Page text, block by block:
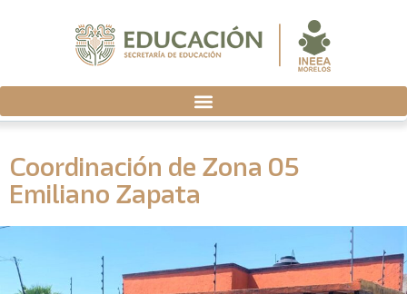
Coordinación de Zona 05
Emiliano Zapata